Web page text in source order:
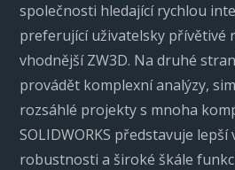
společnosti hledající rychlou
preferující uživatelsky přívětivé
vhodnější ZW3D. Na druhé
provádět komplexní analýzy,
rozsáhlé projekty s mnoha
SOLIDWORKS představuje lepší
robustnosti a široké škále